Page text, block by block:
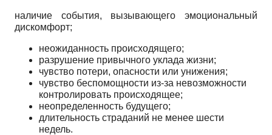
наличие события, вызывающего эмоциональный
дискомфорт;
неожиданность происходящего;
разрушение привычного уклада жизни;
чувство потери, опасности или унижения;
чувство беспомощности из-за невозможности
контролировать происходящее;
неопределенность будущего;
длительность страданий не менее шести
недель.